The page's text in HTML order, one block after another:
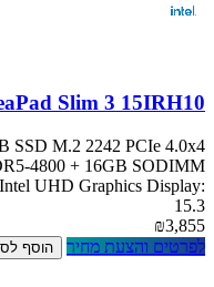
Slim 3 15IRH10
SSD M.2 2242 PCIe 4.0x4
4800 + 16GB SODIMM
UHD Graphics Display:
15.3
₪3,855
לפרטים והצעת מחיר
הוסף